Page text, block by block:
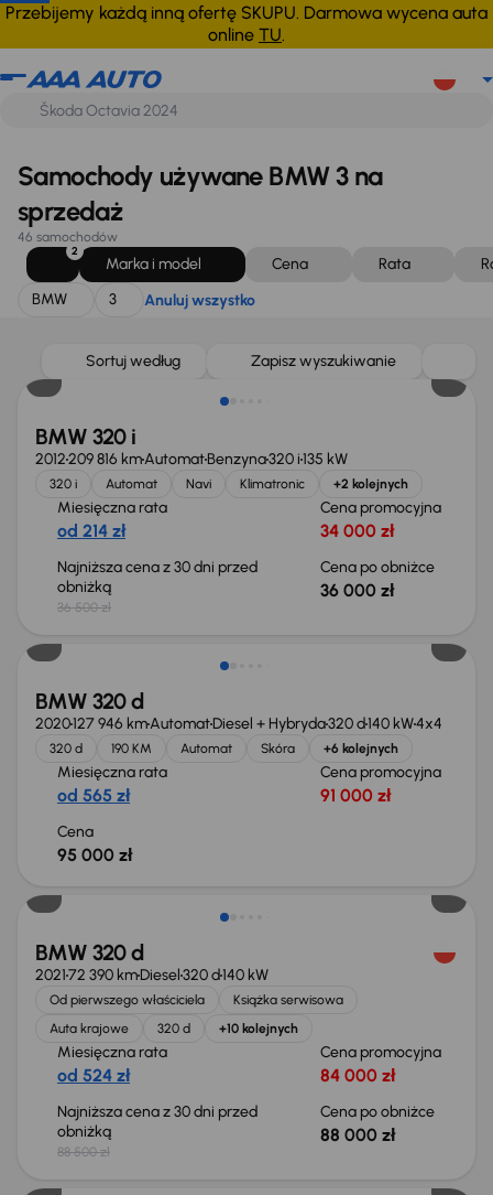
Przebijemy każdą inną ofertę SKUPU. Darmowa wycena auta
online TU.
BMW 3 Anuluj wszystko
Samochody używane BMW 3 na
sprzedaż
46 samochodów
2
Marka i model Cena Rata
BMW
3 Anuluj wszystko
Sortuj według Zapisz wyszukiwanie
Taniej o 500 zł
BMW 320 i
2012209 816 kmAutomatBenzyna320 i135 kW
320 i Automat Navi Klimatronic +2 kolejnych
Miesięczna rata
od 214 zł
Cena promocyjna
34 000 zł
Najniższa cena z 30 dni przed
obniżką
36 500 zł
Cena po obniżce
36 000 zł
BMW 320 d
2020127 946 kmAutomatDiesel + Hybryda320 d140 kW4x4
320 d 190 KM Automat Skóra +6 kolejnych
Miesięczna rata
od 565 zł
Cena promocyjna
91 000 zł
Cena
95 000 zł
Taniej o 500 zł
BMW 320 d
202172 390 kmDiesel320 d140 kW
Od pierwszego właściciela
Książka serwisowa
Auta krajowe
320 d +10 kolejnych
Miesięczna rata
od 524 zł
Cena promocyjna
84 000 zł
Najniższa cena z 30 dni przed
obniżką
88 500 zł
Cena po obniżce
88 000 zł
Taniej o 1 500 zł